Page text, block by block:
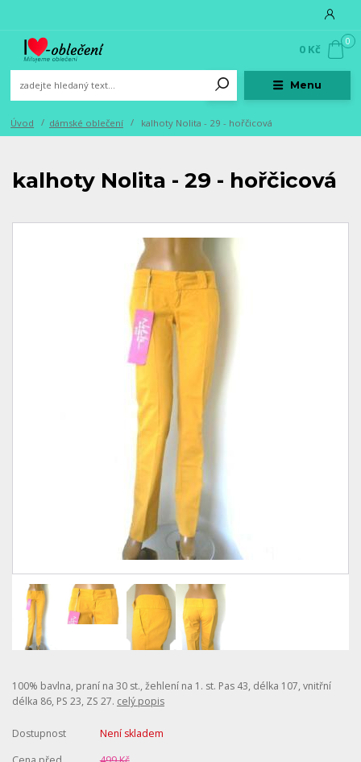
Menu
0
0 Kč
Úvod dámské oblečení kalhoty Nolita - 29 - hořčicová
kalhoty Nolita - 29 - hořčicová
100% bavlna, praní na 30 st., žehlení na 1. st. Pas 43, délka 107, vnitřní
délka 86, PS 23, ZS 27. celý popis
Dostupnost
Není skladem